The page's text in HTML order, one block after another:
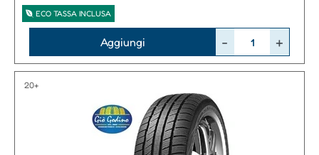
ECO TASSA INCLUSA
Aggiungi
20+